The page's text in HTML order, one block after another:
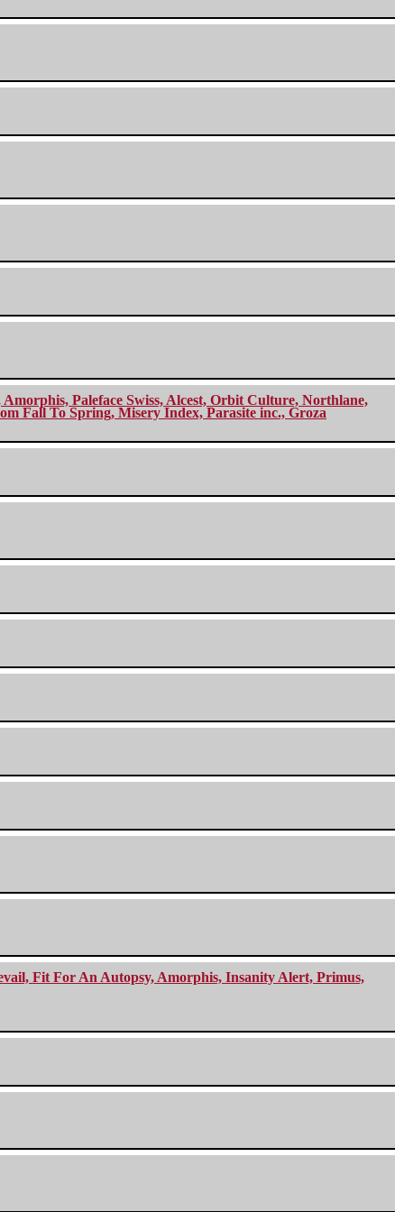
Paleface Swiss, Alcest, Orbit Culture, Northlane,
Fall To Spring, Misery Index, Parasite inc., Groza
Fit For An Autopsy, Amorphis, Insanity Alert, Primus,